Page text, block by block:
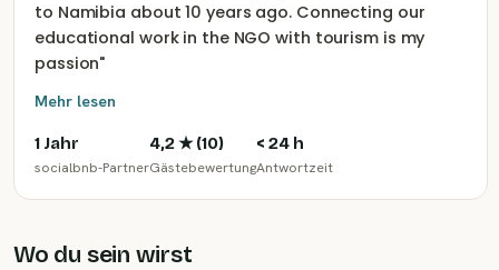
to Namibia about 10 years ago. Connecting our
educational work in the NGO with tourism is my
passion"
Mehr lesen
1 Jahr
socialbnb-Partner
4,2★ (10)
Gästebewertung
< 24 h
Antwortzeit
Wo du sein wirst